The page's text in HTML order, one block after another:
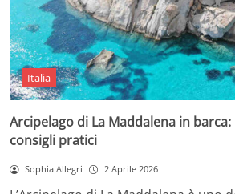
Italia
Arcipelago di La Maddalena in
consigli pratici
Sophia Allegri 2 Aprile 2026